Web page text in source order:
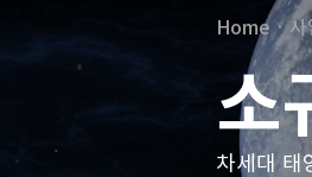
Home · 사
소
차세대 태